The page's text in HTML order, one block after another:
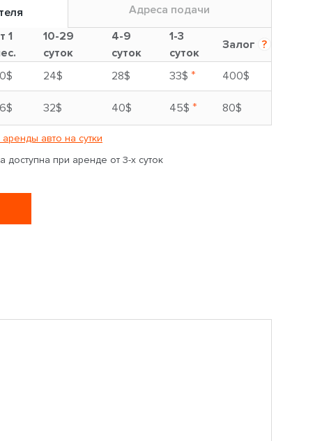
Адреса подачи
1
10-29
суток
4-9
суток
1-3
суток
Залог ?
24$ 28$ 33$ *
400$
32$ 40$ 45$ * 80$
авто на сутки
доступна при аренде от 3-х суток